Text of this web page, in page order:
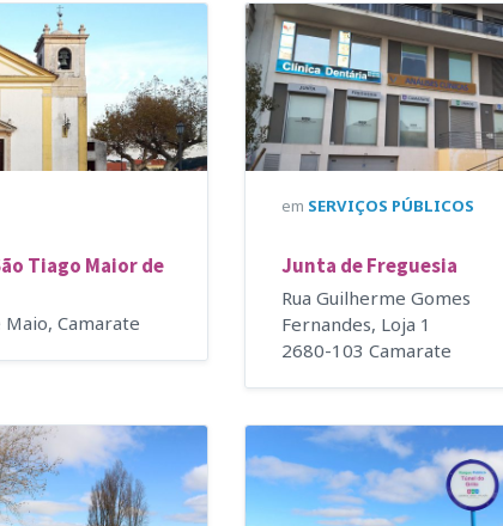
Tiago Maior de
Maio, Camarate
em SERVIÇOS PÚBLICOS
Junta de Freguesia
Rua Guilherme Gomes
Fernandes, Loja 1
2680-103 Camarate